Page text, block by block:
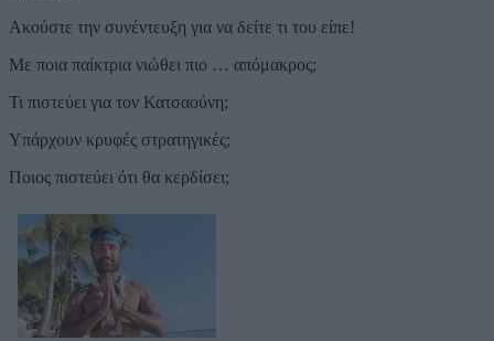
Ακούστε την συνέντευξη για να δείτε τι του είπε!
Με ποια παίκτρια νιώθει πιο … απόμακρος;
Τι πιστεύει για τον Κατσαούνη;
Υπάρχουν κρυφές στρατηγικές;
Ποιος πιστεύει ότι θα κερδίσει;